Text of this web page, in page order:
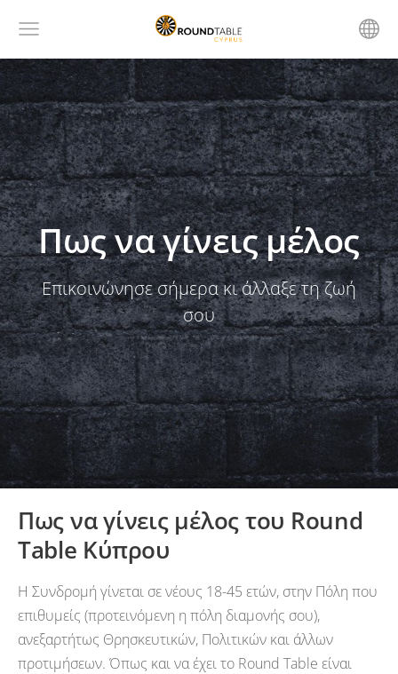
Πως να γίνεις μέλος
Επικοινώνησε σήμερα κι άλλαξε τη ζωή
σου
Πως να γίνεις μέλος του Round
Table Κύπρου
Η Συνδρομή γίνεται σε νέους 18-45 ετών, στην Πόλη που
επιθυμείς (προτεινόμενη η πόλη διαμονής σου),
ανεξαρτήτως Θρησκευτικών, Πολιτικών και άλλων
προτιμήσεων. Όπως και να έχει το Round Table είναι